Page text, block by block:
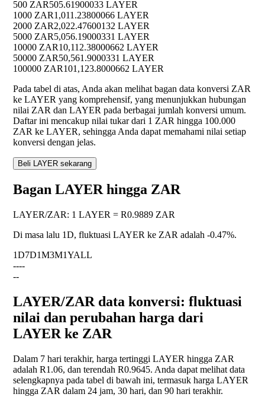
500 ZAR505.61900033 LAYER
1000 ZAR1,011.23800066 LAYER
2000 ZAR2,022.47600132 LAYER
5000 ZAR5,056.19000331 LAYER
10000 ZAR10,112.38000662 LAYER
50000 ZAR50,561.9000331 LAYER
100000 ZAR101,123.8000662 LAYER
Pada tabel di atas, Anda akan melihat bagan data konversi ZAR
ke LAYER yang komprehensif, yang menunjukkan hubungan
nilai ZAR dan LAYER pada berbagai jumlah konversi umum.
Daftar ini mencakup nilai tukar dari 1 ZAR hingga 100.000
ZAR ke LAYER, sehingga Anda dapat memahami nilai setiap
konversi dengan jelas.
Beli LAYER sekarang
Bagan LAYER hingga ZAR
LAYER/ZAR: 1 LAYER = R0.9889 ZAR
Di masa lalu 1D, fluktuasi LAYER ke ZAR adalah -0.47%.
1D7D1M3M1YALL
----
--
LAYER/ZAR data konversi: fluktuasi
nilai dan perubahan harga dari
LAYER ke ZAR
Dalam 7 hari terakhir, harga tertinggi LAYER hingga ZAR
adalah R1.06, dan terendah R0.9645. Anda dapat melihat data
selengkapnya pada tabel di bawah ini, termasuk harga LAYER
hingga ZAR dalam 24 jam, 30 hari, dan 90 hari terakhir.